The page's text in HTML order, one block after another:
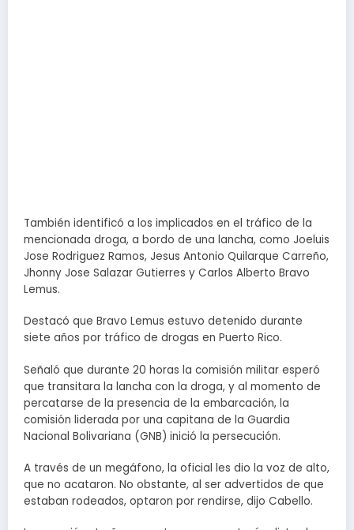
También identificó a los implicados en el tráfico de la
mencionada droga, a bordo de una lancha, como Joeluis
Jose Rodriguez Ramos, Jesus Antonio Quilarque Carreño,
Jhonny Jose Salazar Gutierres y Carlos Alberto Bravo
Lemus.
Destacó que Bravo Lemus estuvo detenido durante
siete años por tráfico de drogas en Puerto Rico.
Señaló que durante 20 horas la comisión militar esperó
que transitara la lancha con la droga, y al momento de
percatarse de la presencia de la embarcación, la
comisión liderada por una capitana de la Guardia
Nacional Bolivariana (GNB) inició la persecución.
A través de un megáfono, la oficial les dio la voz de alto,
que no acataron. No obstante, al ser advertidos de que
estaban rodeados, optaron por rendirse, dijo Cabello.